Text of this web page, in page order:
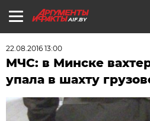
AIF.BY
22.08.2016 13:00
МЧС: в Минске
упала в шахту